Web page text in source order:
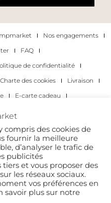
Nos engagements
FAQ
de confidentialité
Charte des cookies
Livraison
E-carte cadeau
Pour les particuliers
Champmarket.
compris des cookies de
fournir la meilleure
d’analyser le trafic de
publicités
tiers et vous proposer des
les réseaux sociaux.
vos préférences en
savoir plus sur notre